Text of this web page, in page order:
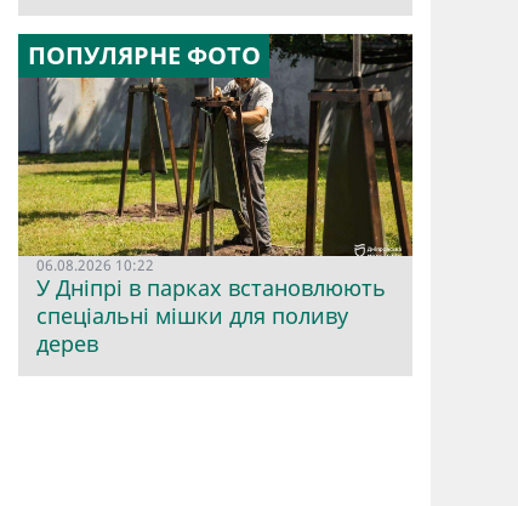
ПОПУЛЯРНЕ ФОТО
06.08.2026 10:22
У Дніпрі в парках встановлюють
спеціальні мішки для поливу
дерев